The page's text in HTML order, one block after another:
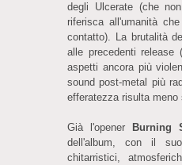
degli Ulcerate (che
riferisca all'umanità
contatto). La brutalità
alle precedenti
aspetti ancora più
sound post-metal più
efferatezza risulta
Già l'opener
Burning
dell'album, con il
chitarristici,